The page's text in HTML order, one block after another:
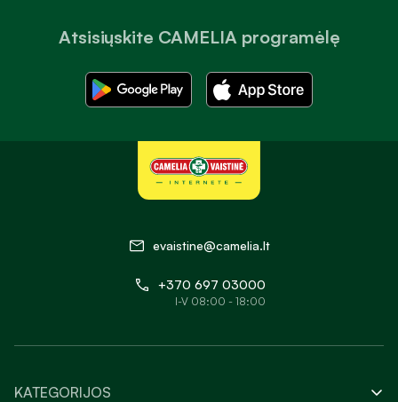
Atsisiųskite CAMELIA programėlę
evaistine@camelia.lt
+370 697 03000
I-V 08:00 - 18:00
KATEGORIJOS